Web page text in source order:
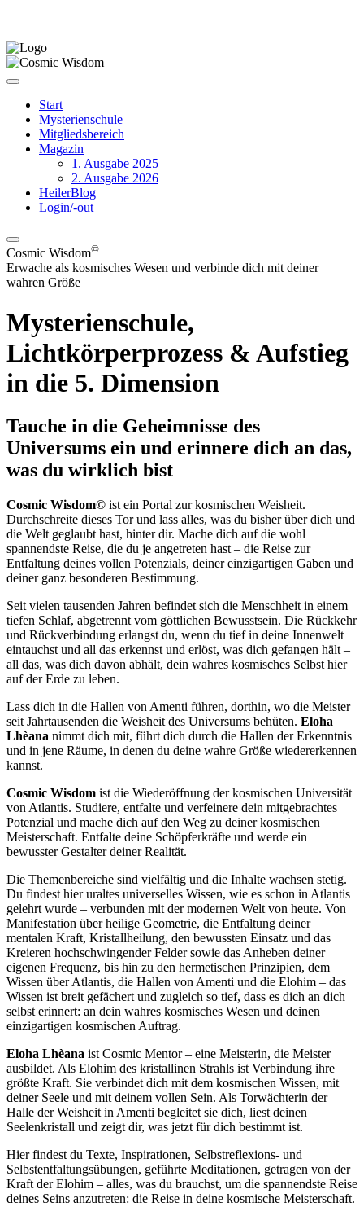
Start
Mysterienschule
Mitgliedsbereich
Magazin
1. Ausgabe 2025
2. Ausgabe 2026
HeilerBlog
Login/-out
Cosmic Wisdom©
Erwache als kosmisches Wesen und verbinde dich mit deiner
wahren Größe
Mysterienschule,
Lichtkörperprozess & Aufstieg
in die 5. Dimension
Tauche in die Geheimnisse des
Universums ein und erinnere dich an das,
was du wirklich bist
Cosmic Wisdom© ist ein Portal zur kosmischen Weisheit.
Durchschreite dieses Tor und lass alles, was du bisher über dich und
die Welt geglaubt hast, hinter dir. Mache dich auf die wohl
spannendste Reise, die du je angetreten hast – die Reise zur
Entfaltung deines vollen Potenzials, deiner einzigartigen Gaben und
deiner ganz besonderen Bestimmung.
Seit vielen tausenden Jahren befindet sich die Menschheit in einem
tiefen Schlaf, abgetrennt vom göttlichen Bewusstsein. Die Rückkehr
und Rückverbindung erlangst du, wenn du tief in deine Innenwelt
eintauchst und all das erkennst und erlöst, was dich gefangen hält –
all das, was dich davon abhält, dein wahres kosmisches Selbst hier
auf der Erde zu leben.
Lass dich in die Hallen von Amenti führen, dorthin, wo die Meister
seit Jahrtausenden die Weisheit des Universums behüten. Eloha
Lhèana nimmt dich mit, führt dich durch die Hallen der Erkenntnis
und in jene Räume, in denen du deine wahre Größe wiedererkennen
kannst.
Cosmic Wisdom ist die Wiederöffnung der kosmischen Universität
von Atlantis. Studiere, entfalte und verfeinere dein mitgebrachtes
Potenzial und mache dich auf den Weg zu deiner kosmischen
Meisterschaft. Entfalte deine Schöpferkräfte und werde ein
bewusster Gestalter deiner Realität.
Die Themenbereiche sind vielfältig und die Inhalte wachsen stetig.
Du findest hier uraltes universelles Wissen, wie es schon in Atlantis
gelehrt wurde – verbunden mit der modernen Welt von heute. Von
Manifestation über heilige Geometrie, die Entfaltung deiner
mentalen Kraft, Kristallheilung, den bewussten Einsatz und das
Kreieren hochschwingender Felder sowie das Anheben deiner
eigenen Frequenz, bis hin zu den hermetischen Prinzipien, dem
Wissen über Atlantis, die Hallen von Amenti und die Elohim – das
Wissen ist breit gefächert und zugleich so tief, dass es dich an dich
selbst erinnert: an dein wahres kosmisches Wesen und deinen
einzigartigen kosmischen Auftrag.
Eloha Lhèana ist Cosmic Mentor – eine Meisterin, die Meister
ausbildet. Als Elohim des kristallinen Strahls ist Verbindung ihre
größte Kraft. Sie verbindet dich mit dem kosmischen Wissen, mit
deiner Seele und mit deinem vollen Sein. Als Torwächterin der
Halle der Weisheit in Amenti begleitet sie dich, liest deinen
Seelenkristall und zeigt dir, was jetzt für dich bestimmt ist.
Hier findest du Texte, Inspirationen, Selbstreflexions- und
Selbstentfaltungsübungen, geführte Meditationen, getragen von der
Kraft der Elohim – alles, was du brauchst, um die spannendste Reise
deines Seins anzutreten: die Reise in deine kosmische Meisterschaft.